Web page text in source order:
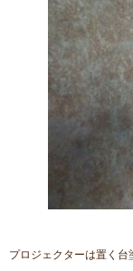
プロジェクターは置く台